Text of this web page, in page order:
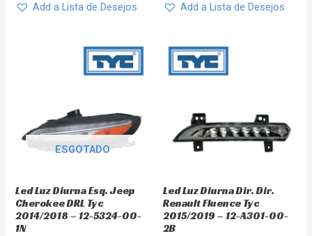
Add a Lista de Desejos Add a Lista de Desejos
ESGOTADO
Led Luz Diurna Esq. Jeep
Cherokee DRL Tyc
2014/2018 – 12-5324-00-
1N
Led Luz Diurna Dir. Dir.
Renault Fluence Tyc
2015/2019 – 12-A301-00-
2B